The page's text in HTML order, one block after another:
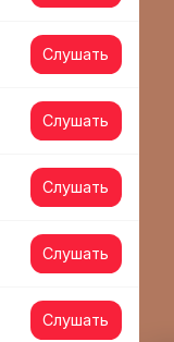
Слушать
Слушать
Слушать
Слушать
Слушать